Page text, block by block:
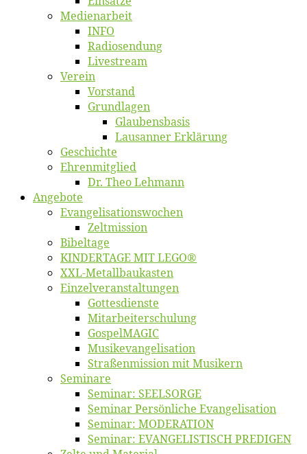
Me­di­en­ar­beit
INFO
Ra­dio­sen­dung
Live­stream
Ver­ein
Vor­stand
Grund­la­gen
Glaubens­ba­sis
Lausan­ner Erklärung
Ge­schich­te
Eh­ren­mit­glied
Dr. Theo Lehmann
An­ge­bo­te
Evangelisa­tions­wo­chen
Zelt­mis­si­on
Bi­bel­ta­ge
KINDERTAGE MIT LEGO®
XXL-Me­­tal­l­­bau­­kas­­ten
Einzelver­an­stal­tungen
Got­tes­diens­te
Mitarbeiter­schulung
Gos­pel­MA­GIC
Musikevan­ge­li­sa­tion
Straßenmis­sion mit Musikern
Se­mi­na­re
Se­mi­nar: SEELSORGE
Se­mi­nar Per­sön­li­che Evangelisation
Se­mi­nar: MODERATION
Se­mi­nar: EVANGELISTISCH PREDIGEN